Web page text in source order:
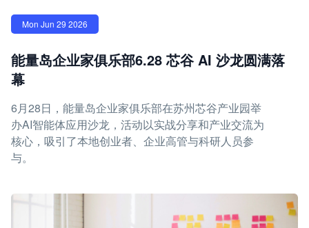
Mon Jun 29 2026
能量岛企业家俱乐部6.28 芯谷 AI 沙龙圆满落
幕
6月28日，能量岛企业家俱乐部在苏州芯谷产业园举
办AI智能体应用沙龙，活动以实战分享和产业交流为
核心，吸引了本地创业者、企业高管与科研人员参
与。